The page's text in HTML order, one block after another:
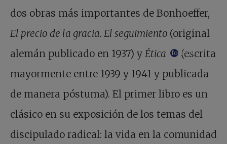
dos obras más importantes de Bonhoeffer,
El precio de la gracia. El seguimiento (original
alemán publicado en 1937) y Ética footnote
(escrita
mayormente entre 1939 y 1941 y publicada
de manera póstuma). El primer libro es un
clásico en su exposición de los temas del
discipulado radical: la vida en la comunidad